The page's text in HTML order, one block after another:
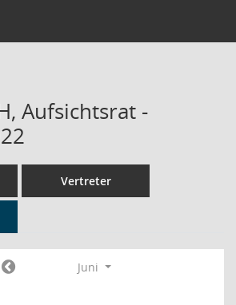
Aufsichtsrat -
Vertreter
Juni